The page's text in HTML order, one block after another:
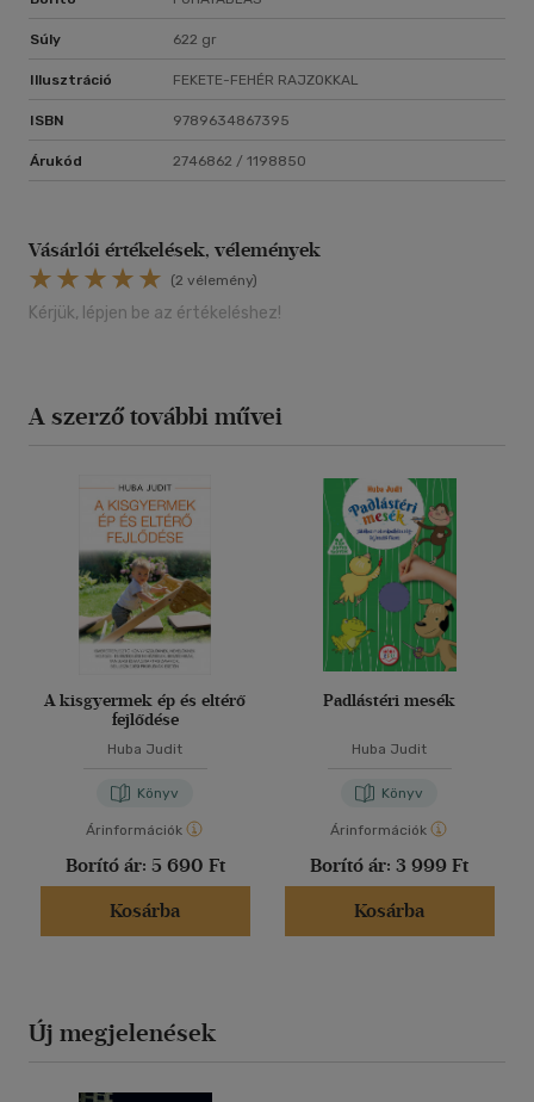
Súly 622 gr
Illusztráció FEKETE-FEHÉR RAJZOKKAL
ISBN 9789634867395
Árukód 2746862 / 1198850
Vásárlói értékelések, vélemények
(2 vélemény)
Kérjük, lépjen be az értékeléshez!
A szerző további művei
A kisgyermek ép és eltérő
fejlődése
Huba Judit
Könyv
Árinformációk
Borító ár: 5 690 Ft
Kosárba
Padlástéri mesék
Huba Judit
Könyv
Árinformációk
Borító ár: 3 999 Ft
Kosárba
Új megjelenések